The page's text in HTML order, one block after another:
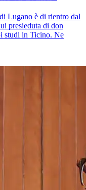
Lugano è di rientro dal
presieduta di don
studi in Ticino. Ne